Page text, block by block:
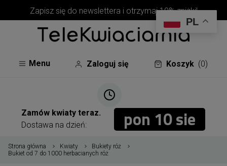
Zapisz się do newslettera i otrzymaj 10% zniżki!
Menu Zaloguj się Koszyk (0)
Zamów kwiaty teraz.
Dostawa na dzień:
pon 10 sie
pon 10 sie
Strona główna Kwiaty
Bukiety róż
Bukiet od 7 do 1000 herbacianych róż
PL